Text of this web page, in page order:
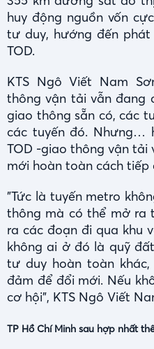
huy động nguồn vốn
tư duy, hướng đến
TOD.
KTS Ngô Viết Nam
thông vận tải vẫn đang
giao thông sẵn có, các
các tuyến đó. Nhưng…
TOD -giao thông vận tải
mới hoàn toàn cách tiếp
"Tức là tuyến metro
thông mà có thể mở ra
ra các đoạn đi qua khu
không ai ở đó là quỹ
tư duy hoàn toàn
đảm để đổi mới. Nếu
cơ hội", KTS Ngô Viết
TP Hồ Chí Minh sau hợp nhất